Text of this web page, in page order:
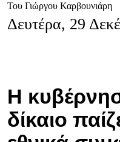
Του Γιώργου Καρβουνιάρη
Δευτέρα, 29
Η
δίκαιο